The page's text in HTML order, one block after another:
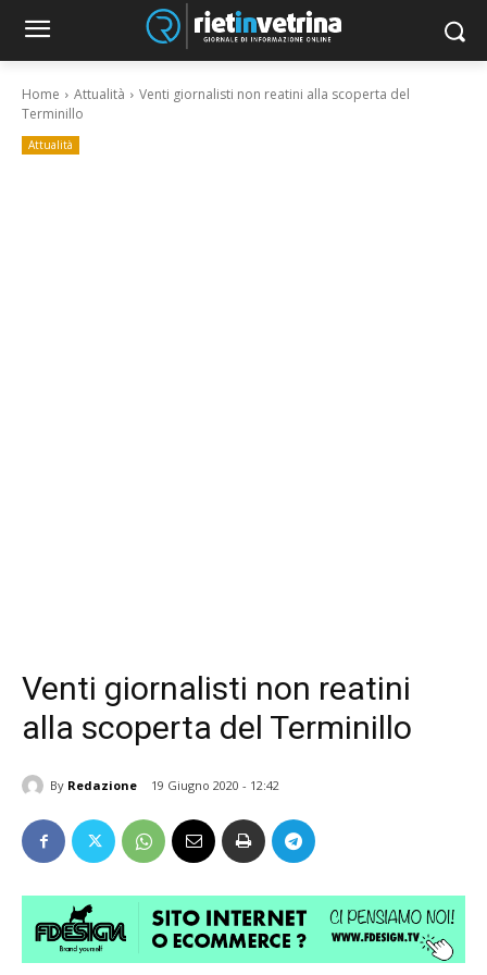
Home Attualità
Venti giornalisti non reatini alla scoperta del
Terminillo
Attualità
Venti giornalisti non reatini
alla scoperta del Terminillo
By Redazione 19 Giugno 2020 - 12:42